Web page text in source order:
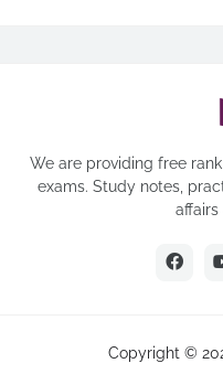
We are providing free
exams. Study notes,
affairs
Copyright ©